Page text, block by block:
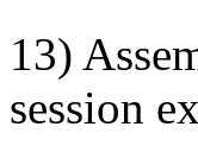
13)
session